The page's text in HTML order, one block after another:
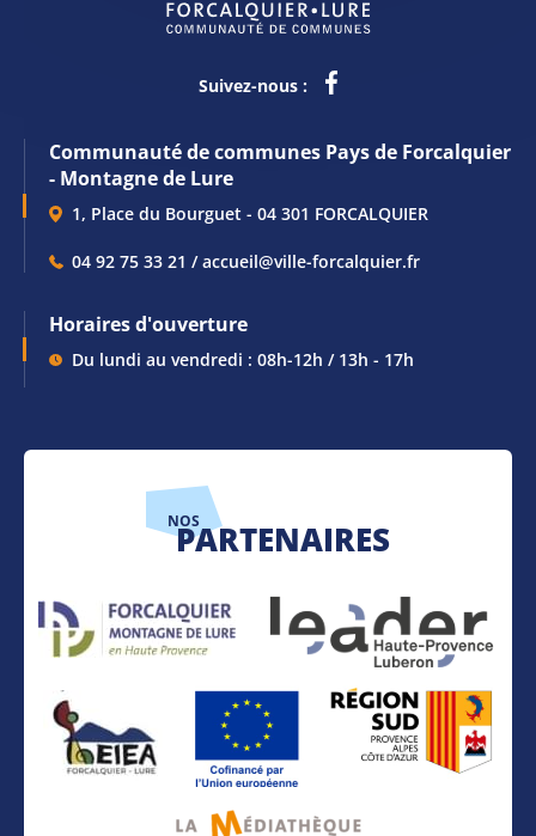
Suivez-nous :
Communauté de communes Pays de Forcalquier
- Montagne de Lure
1, Place du Bourguet - 04 301 FORCALQUIER
04 92 75 33 21 / accueil@ville-forcalquier.fr
Horaires d'ouverture
Du lundi au vendredi : 08h-12h / 13h - 17h
NOS
PARTENAIRES